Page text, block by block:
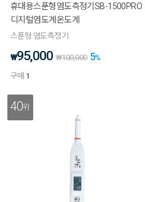
휴대용스푼형염도측정기SB-1500PRO
디지털염도계온도계
스푼형 염도측정기
₩95,000 ₩100,000 5%
구매 1
40위